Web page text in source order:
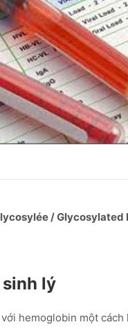
/ Glycosylated
lý
hemoglobin một cách